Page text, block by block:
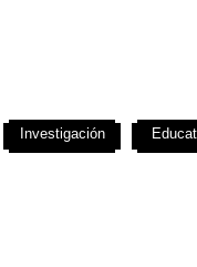
Investigación